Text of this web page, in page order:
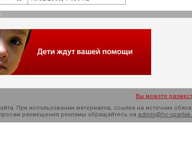
Вы можете
При использовании материалов, ссылка на источник
размещения рекламы обращайтесь на admin@hc-